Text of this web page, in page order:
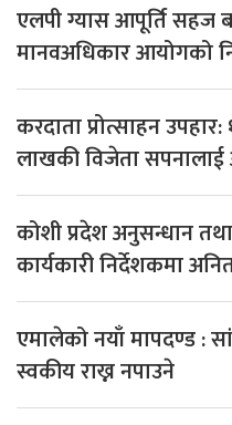
एलपी ग्यास आपूर्ति सहज
मानवअधिकार आयोगको
करदाता प्रोत्साहन
लाखकी विजेता सपनालाई
कोशी प्रदेश अनुसन्धान तथा
कार्यकारी निर्देशकमा
एमालेको नयाँ मापदण्ड :
स्वकीय राख्न नपाउने